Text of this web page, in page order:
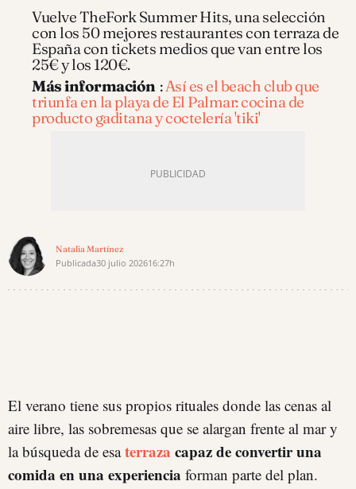
Vuelve TheFork Summer Hits, una selección
con los 50 mejores restaurantes con terraza de
España con tickets medios que van entre los
25€ y los 120€.
Más información :Así es el beach club que
triunfa en la playa de El Palmar: cocina de
producto gaditana y coctelería 'tiki'
Natalia Martínez
Publicada30 julio 202616:27h
El verano tiene sus propios rituales donde las cenas al
aire libre, las sobremesas que se alargan frente al mar y
la búsqueda de esa terraza capaz de convertir una
comida en una experiencia forman parte del plan.